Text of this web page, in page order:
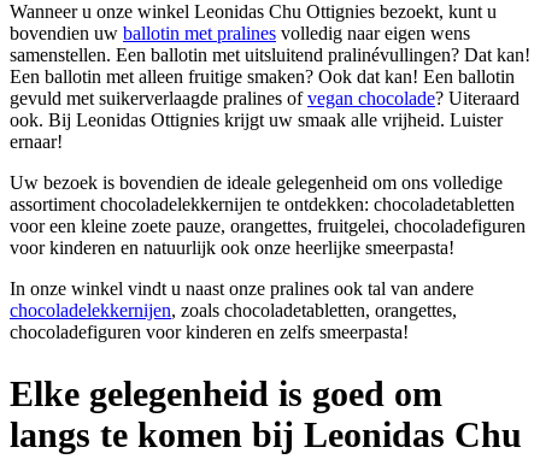
Wanneer u onze winkel Leonidas Chu Ottignies bezoekt, kunt u
bovendien uw ballotin met pralines volledig naar eigen wens
samenstellen. Een ballotin met uitsluitend pralinévullingen? Dat kan!
Een ballotin met alleen fruitige smaken? Ook dat kan! Een ballotin
gevuld met suikerverlaagde pralines ofvegan chocolade? Uiteraard
ook. Bij Leonidas Ottignies krijgt uw smaak alle vrijheid. Luister
ernaar!
Uw bezoek is bovendien de ideale gelegenheid om ons volledige
assortiment chocoladelekkernijen te ontdekken: chocoladetabletten
voor een kleine zoete pauze, orangettes, fruitgelei, chocoladefiguren
voor kinderen en natuurlijk ook onze heerlijke smeerpasta!
In onze winkel vindt u naast onze pralines ook tal van andere
chocoladelekkernijen, zoals chocoladetabletten, orangettes,
chocoladefiguren voor kinderen en zelfs smeerpasta!
Elke gelegenheid is goed om
langs te komen bij Leonidas Chu